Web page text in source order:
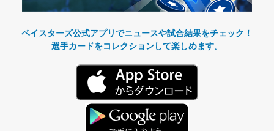
ベイスターズ公式アプリでニュースや試合結果をチェック！
選手カードをコレクションして楽しめます。